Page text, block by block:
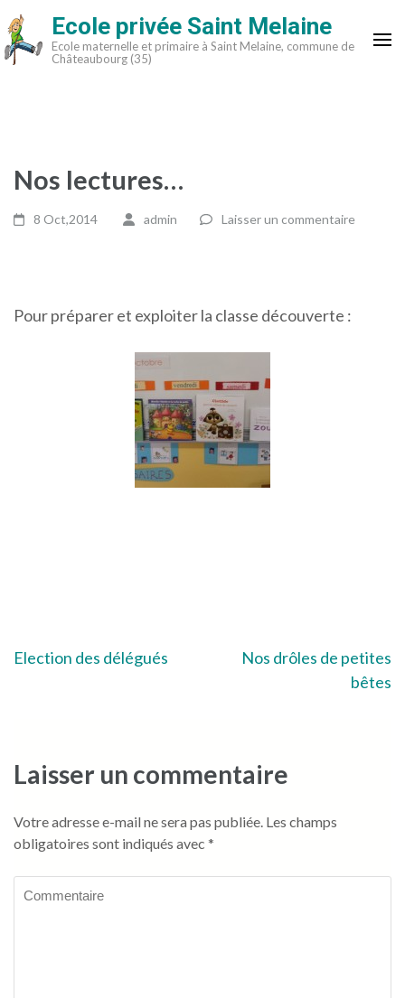
Aller
au
contenu
Ecole privée Saint Melaine
Ecole maternelle et primaire à Saint Melaine, commune de
Châteaubourg (35)
Nos lectures…
8 Oct,2014 admin Laisser un commentaire
Pour préparer et exploiter la classe découverte :
Navigation
Election des délégués
Nos drôles de petites
bêtes
Laisser un commentaire
Votre adresse e-mail ne sera pas publiée. Les champs
obligatoires sont indiqués avec *